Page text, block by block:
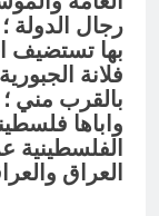
رجال الدولة
بها تستضيف
فلانة
بالقرب مني
واباها
الفلسطينية
العراق